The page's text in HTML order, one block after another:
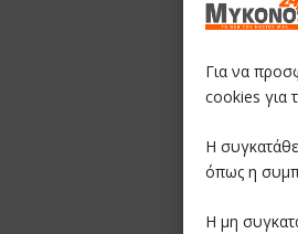
Για να
cookies για
Η
όπως η
Η μη